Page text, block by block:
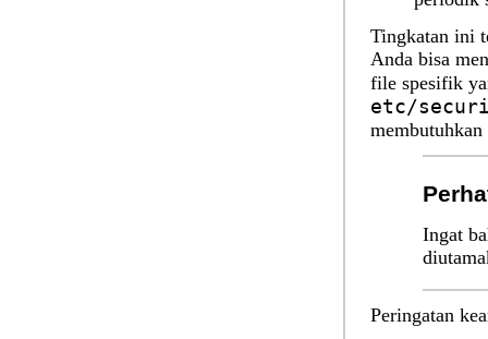
Tingkatan ini
Anda bisa
file spesifik
etc/
Ingat
Peringatan